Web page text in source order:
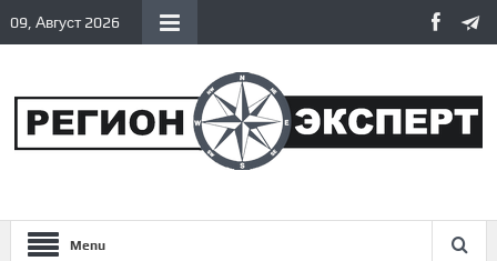
09, Август 2026
Menu